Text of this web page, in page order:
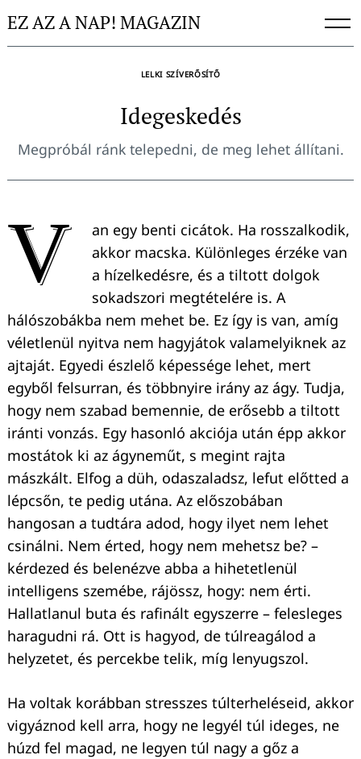
toEZ AZ A NAP! MAGAZIN
LELKI SZÍVERŐSÍTŐ
Idegeskedés
Megpróbál ránk telepedni, de meg lehet állítani.
V
an egy benti cicátok. Ha rosszalkodik,
akkor macska. Különleges érzéke van
a hízelkedésre, és a tiltott dolgok
sokadszori megtételére is. A
hálószobákba nem mehet be. Ez így is van, amíg
véletlenül nyitva nem hagyjátok valamelyiknek az
ajtaját. Egyedi észlelő képessége lehet, mert
egyből felsurran, és többnyire irány az ágy. Tudja,
hogy nem szabad bemennie, de erősebb a tiltott
iránti vonzás. Egy hasonló akciója után épp akkor
mostátok ki az ágyneműt, s megint rajta
mászkált. Elfog a düh, odaszaladsz, lefut előtted a
lépcsőn, te pedig utána. Az előszobában
hangosan a tudtára adod, hogy ilyet nem lehet
csinálni. Nem érted, hogy nem mehetsz be? –
kérdezed és belenézve abba a hihetetlenül
intelligens szemébe, rájössz, hogy: nem érti.
Hallatlanul buta és rafinált egyszerre – felesleges
haragudni rá. Ott is hagyod, de túlreagálod a
helyzetet, és percekbe telik, míg lenyugszol.
Ha voltak korábban stresszes túlterheléseid, akkor
vigyáznod kell arra, hogy ne legyél túl ideges, ne
húzd fel magad, ne legyen túl nagy a gőz a